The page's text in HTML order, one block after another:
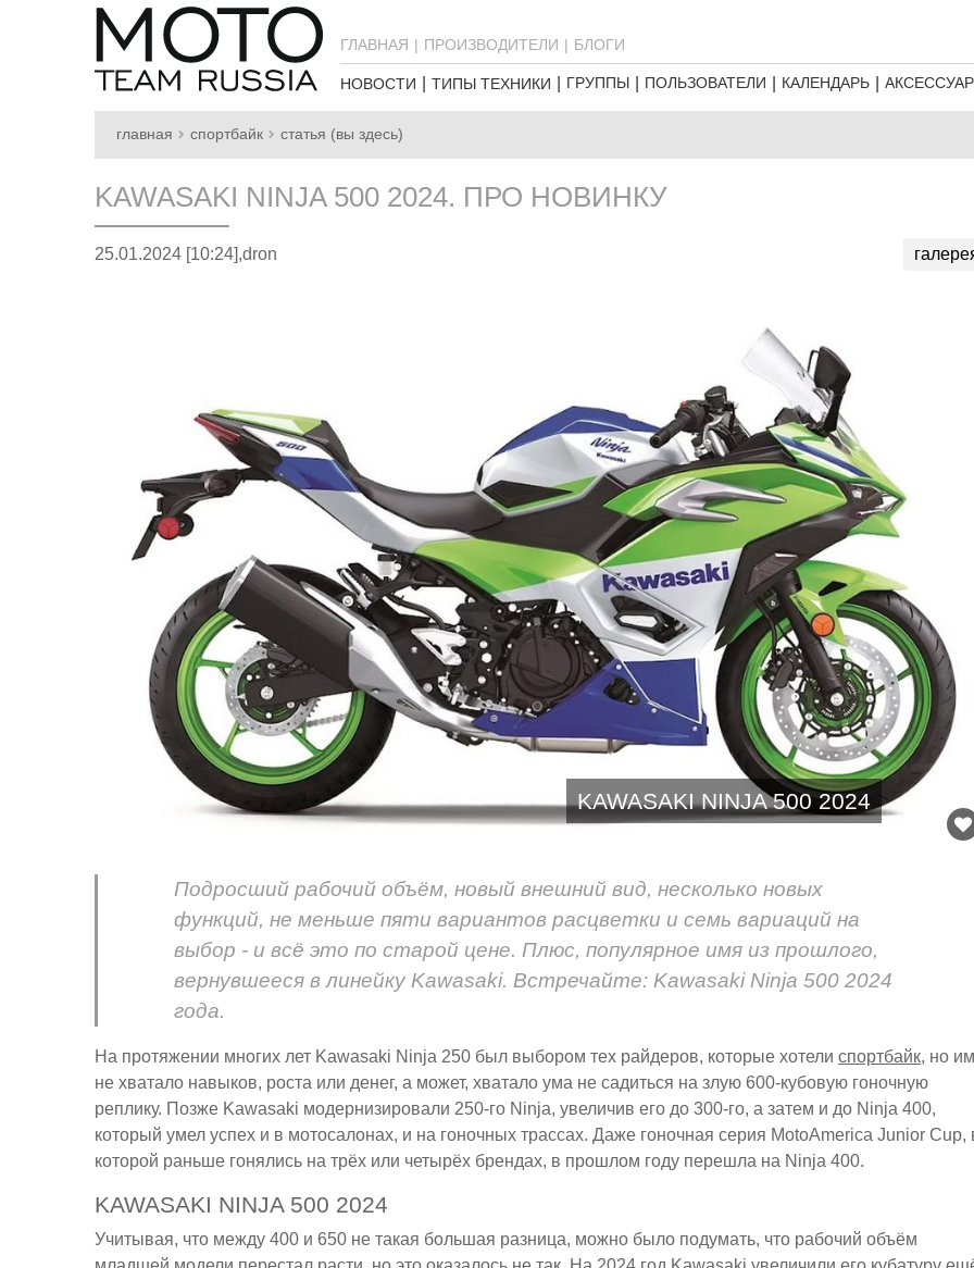
ГЛАВНАЯ ПРОИЗВОДИТЕЛИ БЛОГИ
НОВОСТИ ТИПЫ ТЕХНИКИ ГРУППЫ ПОЛЬЗОВАТЕЛИ КАЛЕНДАРЬ
главная спортбайк статья (вы здесь)
KAWASAKI NINJA 500 2024. ПРО НОВИНКУ
25.01.2024 [10:24],dron
KAWASAKI NINJA 500 2024
Подросший рабочий объём, новый внешний вид, несколько новых
функций, не меньше пяти вариантов расцветки и семь вариаций на
выбор - и всё это по старой цене. Плюс, популярное имя из прошлого,
вернувшееся в линейку Kawasaki. Встречайте: Kawasaki Ninja 500 2024
года.
На протяжении многих лет Kawasaki Ninja 250 был выбором тех райдеров, которые хотели спортбайк, но им
не хватало навыков, роста или денег, а может, хватало ума не садиться на злую 600-кубовую гоночную
реплику. Позже Kawasaki модернизировали 250-го Ninja, увеличив его до 300-го, а затем и до Ninja 400,
который умел успех и в мотосалонах, и на гоночных трассах. Даже гоночная серия MotoAmerica Junior Cup,
которой раньше гонялись на трёх или четырёх брендах, в прошлом году перешла на Ninja 400.
KAWASAKI NINJA 500 2024
Учитывая, что между 400 и 650 не такая большая разница, можно было подумать, что рабочий объём